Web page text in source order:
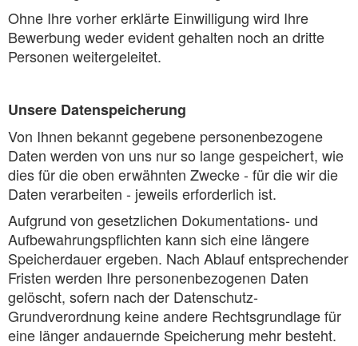
Ohne Ihre vorher erklärte Einwilligung wird Ihre
Bewerbung weder evident gehalten noch an dritte
Personen weitergeleitet.
Unsere Datenspeicherung
Von Ihnen bekannt gegebene personenbezogene
Daten werden von uns nur so lange gespeichert, wie
dies für die oben erwähnten Zwecke - für die wir die
Daten verarbeiten - jeweils erforderlich ist.
Aufgrund von gesetzlichen Dokumentations- und
Aufbewahrungspflichten kann sich eine längere
Speicherdauer ergeben. Nach Ablauf entsprechender
Fristen werden Ihre personenbezogenen Daten
gelöscht, sofern nach der Datenschutz-
Grundverordnung keine andere Rechtsgrundlage für
eine länger andauernde Speicherung mehr besteht.